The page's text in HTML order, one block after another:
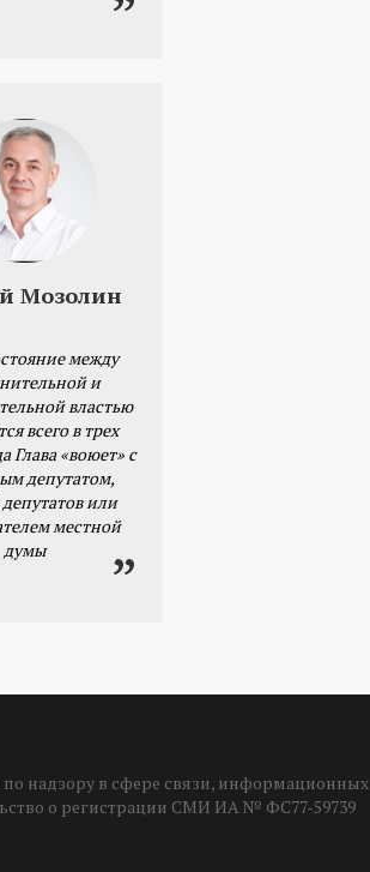
Мозолин
между
и
властью
всего в трех
Глава «воюет» с
депутатом,
или
местной
думы
надзору в сфере связи, информационных
о регистрации СМИ ИА № ФС77-59739